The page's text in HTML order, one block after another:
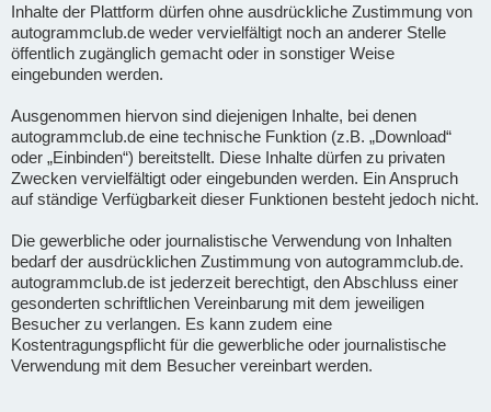
Inhalte der Plattform dürfen ohne ausdrückliche Zustimmung von
autogrammclub.de weder vervielfältigt noch an anderer Stelle
öffentlich zugänglich gemacht oder in sonstiger Weise
eingebunden werden.
Ausgenommen hiervon sind diejenigen Inhalte, bei denen
autogrammclub.de eine technische Funktion (z.B. „Download“
oder „Einbinden“) bereitstellt. Diese Inhalte dürfen zu privaten
Zwecken vervielfältigt oder eingebunden werden. Ein Anspruch
auf ständige Verfügbarkeit dieser Funktionen besteht jedoch nicht.
Die gewerbliche oder journalistische Verwendung von Inhalten
bedarf der ausdrücklichen Zustimmung von autogrammclub.de.
autogrammclub.de ist jederzeit berechtigt, den Abschluss einer
gesonderten schriftlichen Vereinbarung mit dem jeweiligen
Besucher zu verlangen. Es kann zudem eine
Kostentragungspflicht für die gewerbliche oder journalistische
Verwendung mit dem Besucher vereinbart werden.